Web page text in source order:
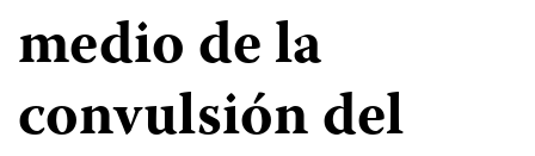
medio de la
convulsión del